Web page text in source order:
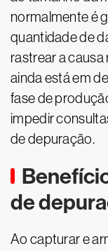
normalmente é
quantidade de
rastrear a
ainda está em
fase de
impedir
de depuração.
de
Ao capturar e